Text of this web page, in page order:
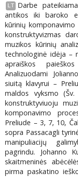
LT
Darbe
antikos iki baroko
kūrinių
konstruktyvizmas
muzikos kūrinių
technologinė idėja –
apraiškos
Analizuodami
siuitą klavyrui –
maldos vyksmo
konstruktyviuoju
komponavimo
Preliude – 3, 7, 10,
sopra Passacagli
manipuliacijų
pagrindu. Johanno
skaitmeninės
pirma paskatino